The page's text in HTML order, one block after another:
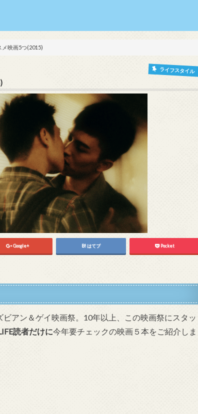
映画5つ(2015)
ライフスタイル
Google+ はてブ Pocket
アン＆ゲイ映画祭。10年以上、この映画祭にスタッ
読者だけに今年要チェックの映画５本をご紹介しま